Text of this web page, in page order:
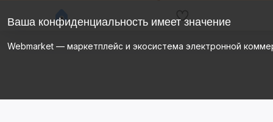
Ваша конфиденциальность имеет значение
Webmarket — маркетплейс и экосистема электронной